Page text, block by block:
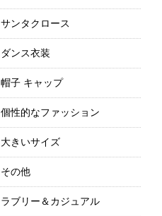
サンタクロース
ダンス衣装
帽子 キャップ
個性的なファッション
大きいサイズ
その他
ラブリー＆カジュアル